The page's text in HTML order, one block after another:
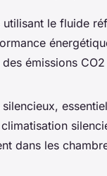
utilisant le fluide
émissions
dans les